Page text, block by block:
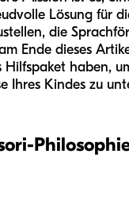
Lösung für
die
Ende dieses
Hilfspaket haben,
Ihres Kindes zu